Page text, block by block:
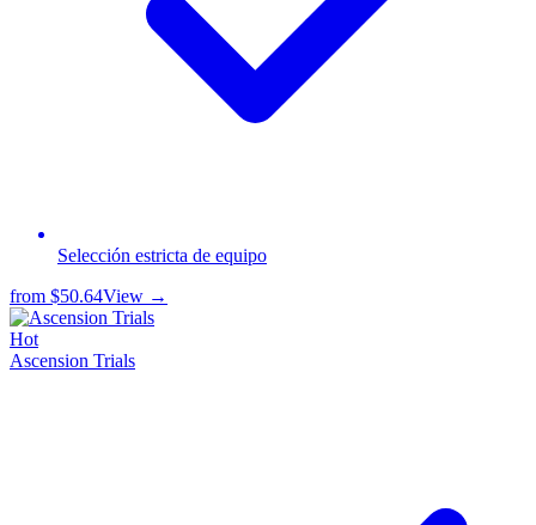
Selección estricta de equipo
from $50.64View →
Hot
Ascension Trials